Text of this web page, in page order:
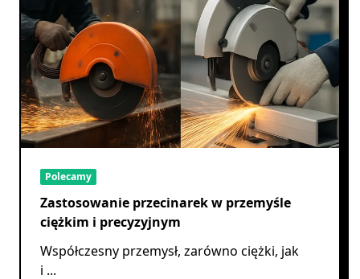
Polecamy
Zastosowanie przecinarek w przemyśle
ciężkim i precyzyjnym
Współczesny przemysł, zarówno ciężki, jak
i ...